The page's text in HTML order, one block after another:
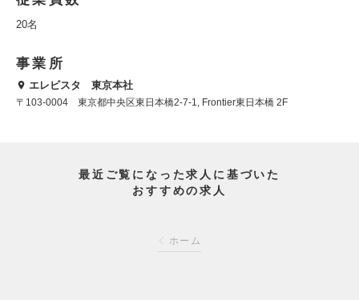
20名
事業所
エレビスタ 東京本社
〒103-0004 東京都中央区東日本橋2-7-1, Frontier東日本橋 2F
最近ご覧になった求人に基づいた
おすすめの求人
ホーム